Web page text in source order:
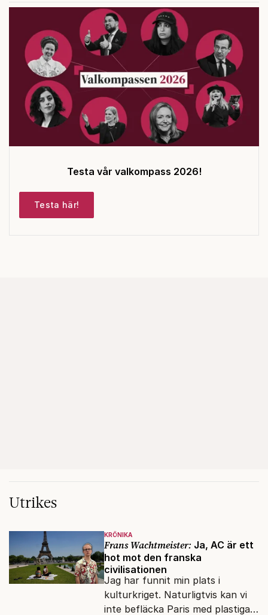
Testa vår valkompass 2026!
Testa här!
Utrikes
KRÖNIKA
Frans Wachtmeister: Ja, AC är ett
hot mot den franska
civilisationen
Jag har funnit min plats i
kulturkriget. Naturligtvis kan vi
inte befläcka Paris med plastiga